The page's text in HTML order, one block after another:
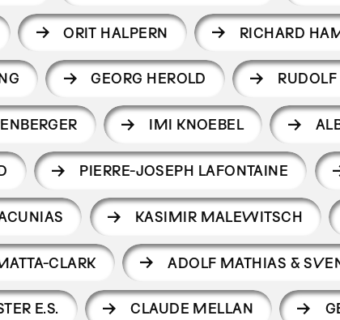
ORIT HALPERN RICHARD
GEORG HEROLD RUDOLF
IMI KNOEBEL
PIERRE-JOSEPH LAFONTAINE
KASIMIR MALEWITSCH
CLARK ADOLF MATHIAS &
E.S. CLAUDE MELLAN